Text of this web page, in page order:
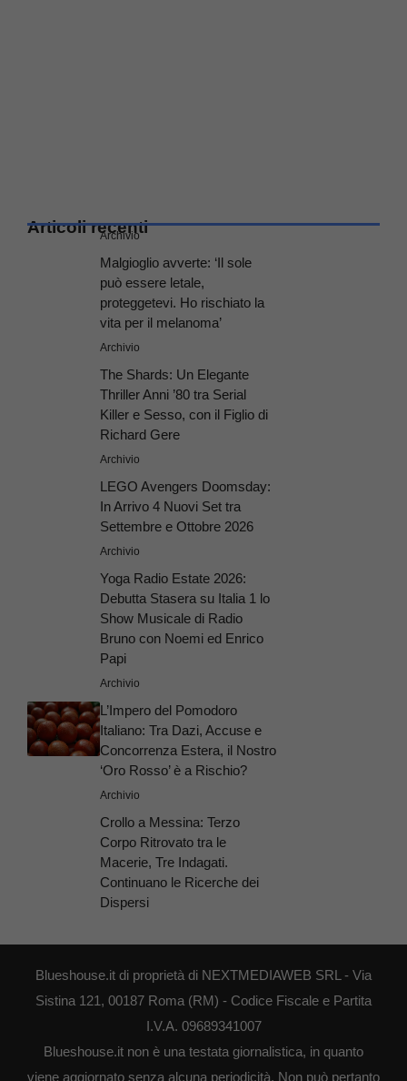
Articoli recenti
Archivio
Malgioglio avverte: ‘Il sole
può essere letale,
proteggetevi. Ho rischiato la
vita per il melanoma’
Archivio
The Shards: Un Elegante
Thriller Anni ’80 tra Serial
Killer e Sesso, con il Figlio di
Richard Gere
Archivio
LEGO Avengers Doomsday:
In Arrivo 4 Nuovi Set tra
Settembre e Ottobre 2026
Archivio
Yoga Radio Estate 2026:
Debutta Stasera su Italia 1 lo
Show Musicale di Radio
Bruno con Noemi ed Enrico
Papi
Archivio
L’Impero del Pomodoro
Italiano: Tra Dazi, Accuse e
Concorrenza Estera, il Nostro
‘Oro Rosso’ è a Rischio?
Archivio
Crollo a Messina: Terzo
Corpo Ritrovato tra le
Macerie, Tre Indagati.
Continuano le Ricerche dei
Dispersi
Blueshouse.it di proprietà di NEXTMEDIAWEB SRL - Via
Sistina 121, 00187 Roma (RM) - Codice Fiscale e Partita
I.V.A. 09689341007
Blueshouse.it non è una testata giornalistica, in quanto
viene aggiornato senza alcuna periodicità. Non può pertanto